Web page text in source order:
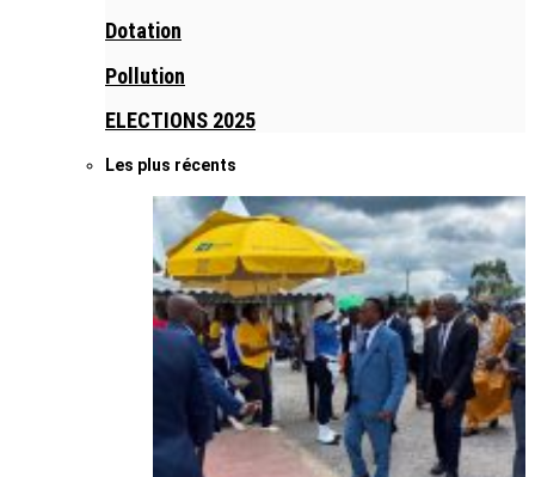
Dotation
Pollution
ELECTIONS 2025
Les plus récents